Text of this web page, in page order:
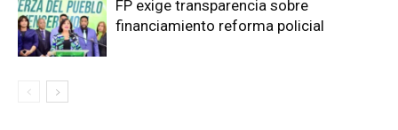
FP exige transparencia sobre
financiamiento reforma policial